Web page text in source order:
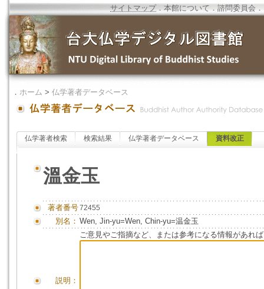
サイトマップ．本館について ．諮問委員会 ．
． ホーム > 仏学著者データベース
仏学著者検索 検索結果 仏学著者データベース 資料改正
溫金玉
著者番号72455
別名： Wen, Jin-yu=Wen, Chin-yu=温金玉
説明：
ご意見やご指摘など、または参考になる情報があれ